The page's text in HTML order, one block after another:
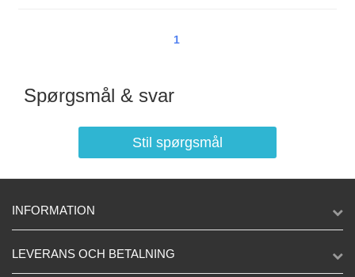
1
Spørgsmål & svar
Stil spørgsmål
INFORMATION
LEVERANS OCH BETALNING